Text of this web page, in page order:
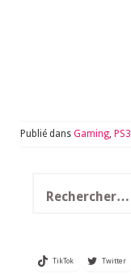
Publié dans Gaming PS3
TikTok Twitter